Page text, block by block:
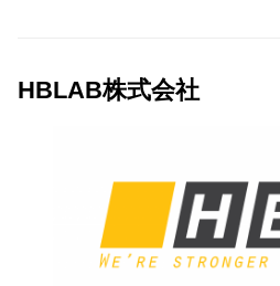
HBLAB株式会社